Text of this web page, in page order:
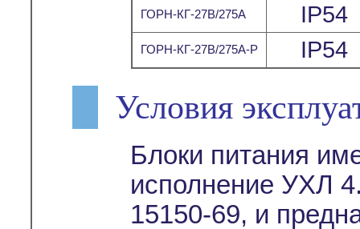
ГОРН-КГ-27В/275А IP54
ГОРН-КГ-27В/275А-Р IP54
Условия
Блоки питания
исполнение УХЛ
15150-69, и